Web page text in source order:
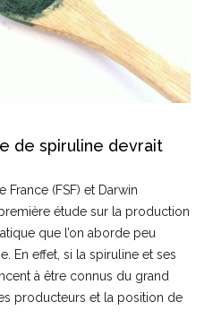
de spiruline devrait
France (FSF) et Darwin
étude sur la production
que l’on aborde peu
En effet, si la spiruline et ses
à être connus du grand
producteurs et la position de